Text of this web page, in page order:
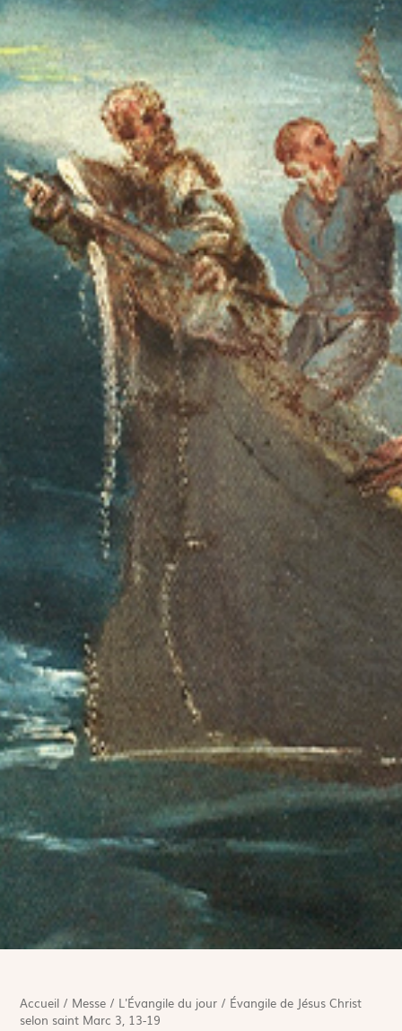
Accueil / Messe / L'Évangile du jour / Évangile de Jésus Christ
selon saint Marc 3, 13-19